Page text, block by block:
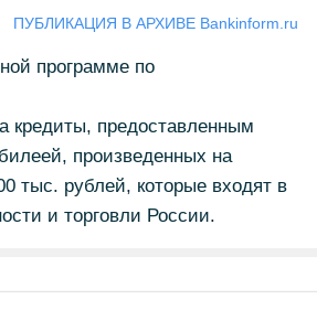
ПУБЛИКАЦИЯ В АРХИВЕ Bankinform.ru
программе по
кредиты, предоставленным
произведенных на
тыс. рублей, которые входят в
и торговли России.